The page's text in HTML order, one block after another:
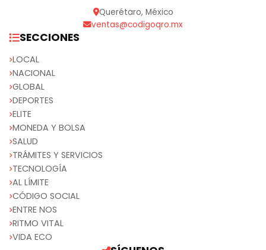
Querétaro, México
ventas@codigoqro.mx
SECCIONES
LOCAL
NACIONAL
GLOBAL
DEPORTES
ELITE
MONEDA Y BOLSA
SALUD
TRÁMITES Y SERVICIOS
TECNOLOGÍA
AL LÍMITE
CÓDIGO SOCIAL
ENTRE NOS
RITMO VITAL
VIDA ECO